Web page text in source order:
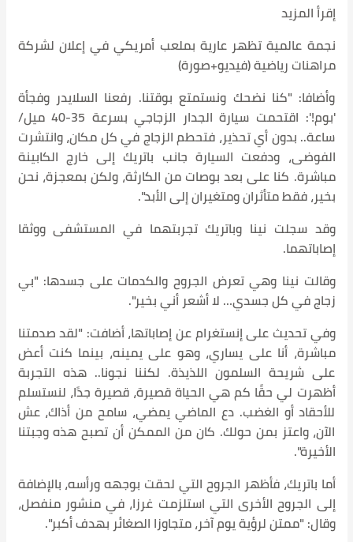
إقرأ المزيد
نجمة عالمية تظهر عارية بملعب أمريكي في إعلان لشركة
مراهنات رياضية (فيديو+صورة)
وأضافا: "كنا نضحك ونستمتع بوقتنا. رفعنا السلايدر وفجأة
'بوم!': اقتحمت سيارة الجدار الزجاجي بسرعة 35-40 ميل/
ساعة.. بدون أي تحذير، فتحطم الزجاج في كل مكان، وانتشرت
الفوضى، ودفعت السيارة جانب باتريك إلى خارج الكابينة
مباشرة. كنا على بعد بوصات من الكارثة، ولكن بمعجزة، نحن
بخير، فقط متأثران ومتغيران إلى الأبد".
وقد سجلت نينا وباتريك تجربتهما في المستشفى ووثقا
إصاباتهما.
وقالت نينا وهي تعرض الجروح والكدمات على جسدها: "بي
زجاج في كل جسدي… لا أشعر أني بخير".
وفي تحديث على إنستغرام عن إصاباتها، أضافت: "لقد صدمتنا
مباشرة، أنا على يساري، وهو على يمينه، بينما كنت أعض
على شريحة السلمون اللذيذة. لكننا نجونا.. هذه التجربة
أظهرت لي حقًا كم هي الحياة قصيرة، قصيرة جدًا، لنستسلم
للأحقاد أو الغضب. دع الماضي يمضي، سامح من أذاك، عش
الآن، واعتز بمن حولك. كان من الممكن أن تصبح هذه وجبتنا
الأخيرة".
أما باتريك، فأظهر الجروح التي لحقت بوجهه ورأسه، بالإضافة
إلى الجروح الأخرى التي استلزمت غرزا، في منشور منفصل،
وقال: "ممتن لرؤية يوم آخر، متجاوزا الصغائر بهدف أكبر".